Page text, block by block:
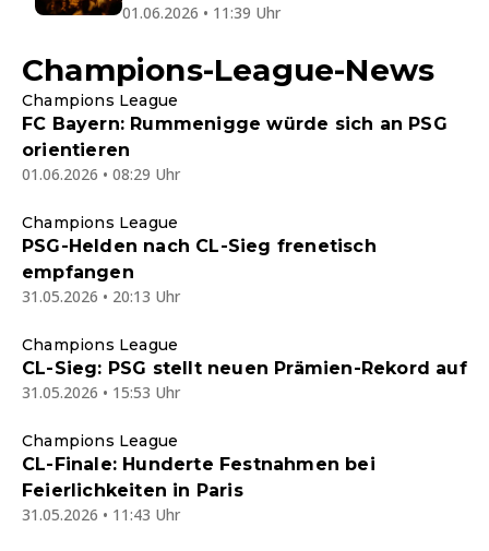
01.06.2026 • 11:39 Uhr
Champions-League-News
Champions League
FC Bayern: Rummenigge würde sich an PSG
orientieren
01.06.2026 • 08:29 Uhr
Champions League
PSG-Helden nach CL-Sieg frenetisch
empfangen
31.05.2026 • 20:13 Uhr
Champions League
CL-Sieg: PSG stellt neuen Prämien-Rekord auf
31.05.2026 • 15:53 Uhr
Champions League
CL-Finale: Hunderte Festnahmen bei
Feierlichkeiten in Paris
31.05.2026 • 11:43 Uhr